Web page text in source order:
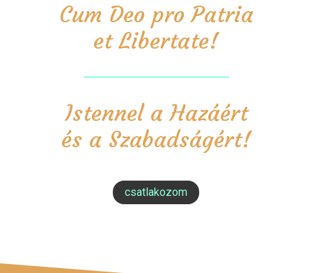
Cum Deo pro Patria
et Libertate!
Istennel a Hazáért
és a Szabadságért!
csatlakozom